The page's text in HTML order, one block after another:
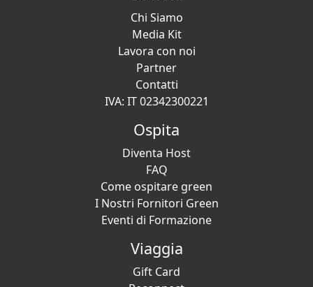
Chi Siamo
Media Kit
Lavora con noi
Partner
Contatti
IVA: IT 02342300221
Ospita
Diventa Host
FAQ
Come ospitare green
I Nostri Fornitori Green
Eventi di Formazione
Viaggia
Gift Card